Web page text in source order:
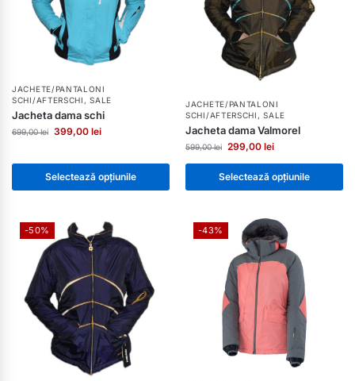
JACHETE/PANTALONI
SCHI/AFTERSCHI ,SALE
Jacheta dama schi
699,00lei 399,00 lei
Selectează opțiunile
JACHETE/PANTALONI
SCHI/AFTERSCHI ,SALE
Jacheta dama Valmorel
599,00lei 299,00 lei
Selectează opțiunile
-50% -43%